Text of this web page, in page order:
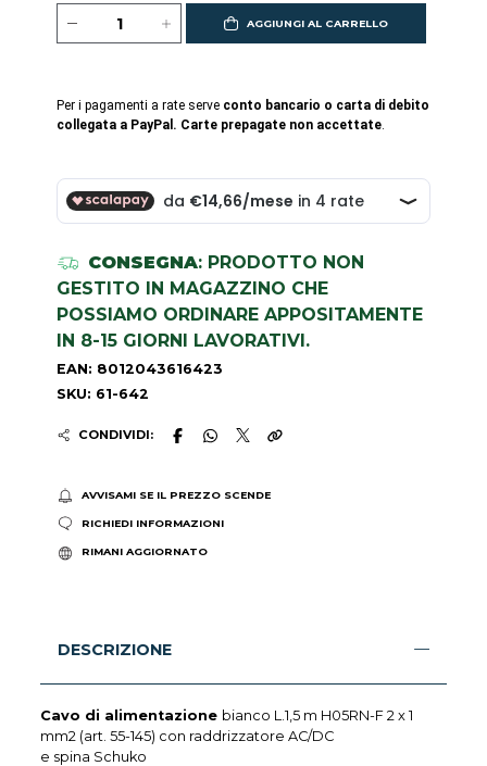
AGGIUNGI AL CARRELLO
Per i pagamenti a rate serve conto bancario o carta di debito
collegata a PayPal. Carte prepagate non accettate.
CONSEGNA: PRODOTTO NON
GESTITO IN MAGAZZINO CHE
POSSIAMO ORDINARE APPOSITAMENTE
IN 8-15 GIORNI LAVORATIVI.
EAN: 8012043616423
SKU: 61-642
CONDIVIDI:
AVVISAMI SE IL PREZZO SCENDE
RICHIEDI INFORMAZIONI
RIMANI AGGIORNATO
DESCRIZIONE
Cavo di alimentazione bianco L.1,5 m H05RN-F 2 x 1
mm2 (art. 55-145) con raddrizzatore AC/DC
e spina Schuko